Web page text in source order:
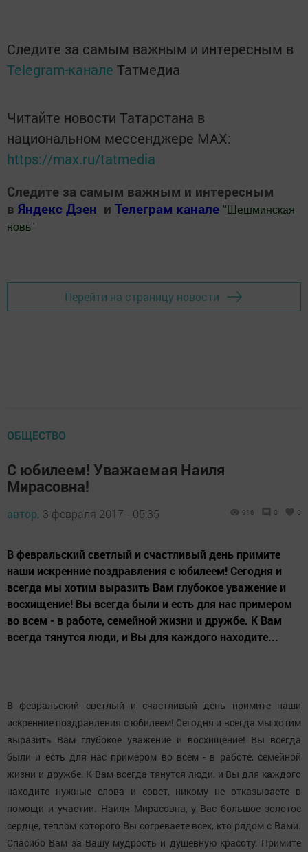
Следите за самым важным и интересным в
Telegram-канале Татмедиа
Читайте новости Татарстана в
национальном мессенджере MАХ:
https://max.ru/tatmedia
Следите за самым важным и интересным
в Яндекс Дзен и Телеграм канале " Шешминская
новь"
Перейти на страницу новости
ОБЩЕСТВО
С юбилеем! Уважаемая Наиля
Мирасовна!
автор, 3 февраля 2017 - 05:35 916 0 0
В февральский светлый и счастливый день примите
наши искренние поздравления с юбилеем! Сегодня и
всегда мы хотим выразить Вам глубокое уважение и
восхищение! Вы всегда были и есть для нас примером
во всем - в работе, семейной жизни и дружбе. К Вам
всегда тянутся люди, и Вы для каждого находите...
В февральский светлый и счастливый день примите наши
искренние поздравления с юбилеем! Сегодня и всегда мы хотим
выразить Вам глубокое уважение и восхищение! Вы всегда
были и есть для нас примером во всем - в работе, семейной
жизни и дружбе. К Вам всегда тянутся люди, и Вы для каждого
находите нужные слова и совет, никому не отказываете в
помощи и участии. Наиля Мирасовна, у Вас большое золотое
сердце, теплом которого Вы согреваете всех, кто рядом с Вами.
Спасибо Вам за Вашу мудрость и душевную красоту. Примите